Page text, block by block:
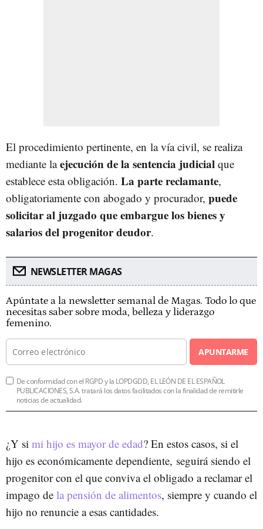
El procedimiento pertinente, en la vía civil, se realiza
mediante laejecución de la sentencia judicial que
establece esta obligación. La parte reclamante,
obligatoriamente con abogado y procurador, puede
solicitar al juzgado que embargue los bienes y
salarios del progenitor deudor.
NEWSLETTER MAGAS
Apúntate a la newsletter semanal de Magas. Todo lo que
necesitas saber sobre moda, belleza y liderazgo
femenino.
APUNTARME
De conformidad con el RGPD y la LOPDGDD, EL LEÓN DE EL ESPAÑOL
PUBLICACIONES, S.A. tratará los datos facilitados con la finalidad de remitirle
noticias de actualidad.
¿Y si mi hijo es mayor de edad? En estos casos, si el
hijo es económicamente dependiente, seguirá siendo el
progenitor con el que conviva el obligado a reclamar el
impago de la pensión de alimentos, siempre y cuando el
hijo no renuncie a esas cantidades.